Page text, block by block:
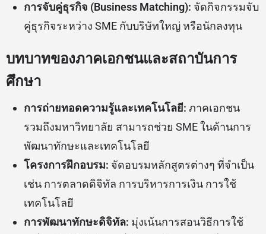
การจับคู่ธุรกิจ (Business Matching): จัดกิจกรรมจับ
คู่ธุรกิจระหว่าง SME กับบริษัทใหญ่ หรือนักลงทุน
บทบาทของภาคเอกชนและสถาบันการ
ศึกษา
การถ่ายทอดความรู้และเทคโนโลยี: ภาคเอกชน
รวมถึงมหาวิทยาลัย สามารถช่วย SME ในด้านการ
พัฒนาทักษะและเทคโนโลยี
โครงการฝึกอบรม: จัดอบรมหลักสูตรต่างๆ ที่จำเป็น
เช่น การตลาดดิจิทัล การบริหารการเงิน การใช้
เทคโนโลยี
การพัฒนาทักษะดิจิทัล: มุ่งเน้นการสอนวิธีการใช้